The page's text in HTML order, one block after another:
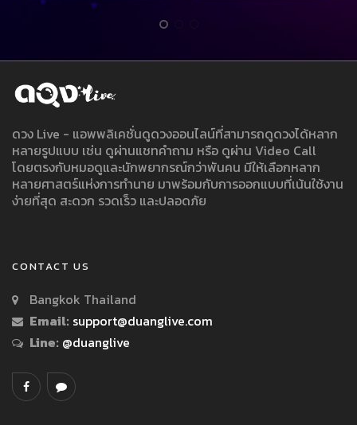
ดวง Live - แอพพลิเคชั่นดูดวงออนไลน์ที่สามารถดูดวงได้หลาก
หลายรูปแบบ เช่น ดูผ่านแชทคำถาม หรือ ดูผ่าน Video Call
โดยตรงกับหมอดูและนักพยากรณ์กว่าพันคน มีให้เลือกหลาก
หลายศาสตร์แห่งการทำนาย มาพร้อมกับการออกแบบที่เน้นใช้งาน
ง่ายที่สุด สะดวก รวดเร็ว และปลอดภัย
CONTACT US
Bangkok Thailand
Email: support@duanglive.com
Line: @duanglive